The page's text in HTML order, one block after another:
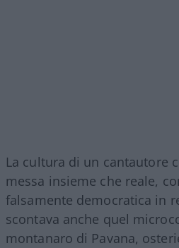
La cultura di un cantautore
messa insieme che reale,
falsamente democratica in
scontava anche quel
montanaro di Pavana,